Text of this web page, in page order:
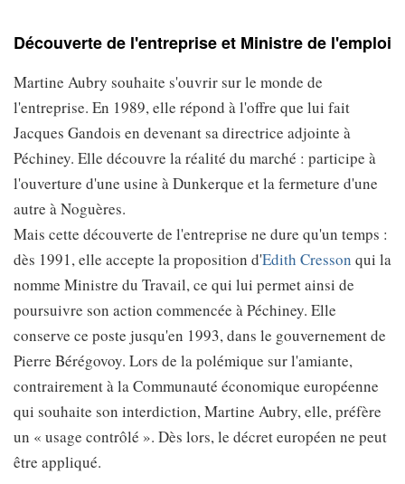
Découverte de l'entreprise et Ministre de l'emploi
Martine Aubry souhaite s'ouvrir sur le monde de
l'entreprise. En 1989, elle répond à l'offre que lui fait
Jacques Gandois en devenant sa directrice adjointe à
Péchiney. Elle découvre la réalité du marché : participe à
l'ouverture d'une usine à Dunkerque et la fermeture d'une
autre à Noguères.
Mais cette découverte de l'entreprise ne dure qu'un temps :
dès 1991, elle accepte la proposition d'Edith Cresson qui la
nomme Ministre du Travail, ce qui lui permet ainsi de
poursuivre son action commencée à Péchiney. Elle
conserve ce poste jusqu'en 1993, dans le gouvernement de
Pierre Bérégovoy. Lors de la polémique sur l'amiante,
contrairement à la Communauté économique européenne
qui souhaite son interdiction, Martine Aubry, elle, préfère
un « usage contrôlé ». Dès lors, le décret européen ne peut
être appliqué.